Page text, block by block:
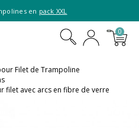
en pack XXL
0
Filet de Trampoline
filet avec arcs en fibre de verre